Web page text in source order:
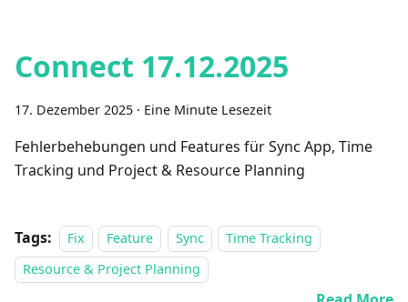
Connect 17.12.2025
17. Dezember 2025 · Eine Minute Lesezeit
Fehlerbehebungen und Features für Sync App, Time
Tracking und Project & Resource Planning
Tags: Fix Feature Sync
Time Tracking
Resource & Project Planning